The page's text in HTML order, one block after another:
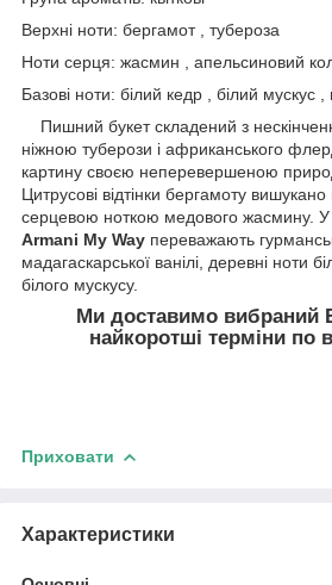
Верхні ноти: бергамот , тубероза
Ноти серця: жасмин , апельсиновий
Базові ноти: білий кедр , білий мускус
Пишний букет складений з
ніжною туберози і африканського
картину своєю неперевершеною
Цитрусові відтінки бергамоту
серцевою ноткою медового жасмину.
Armani My Way переважають
мадагаскарської ванілі, деревні ноти
білого мускусу.
Ми доставимо вибраний
найкоротші терміни по
Приховати
Характеристики